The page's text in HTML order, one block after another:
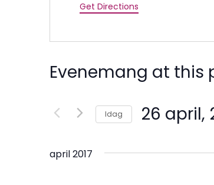
Get Directions
Evenemang at this
Idag 26 april,
april 2017